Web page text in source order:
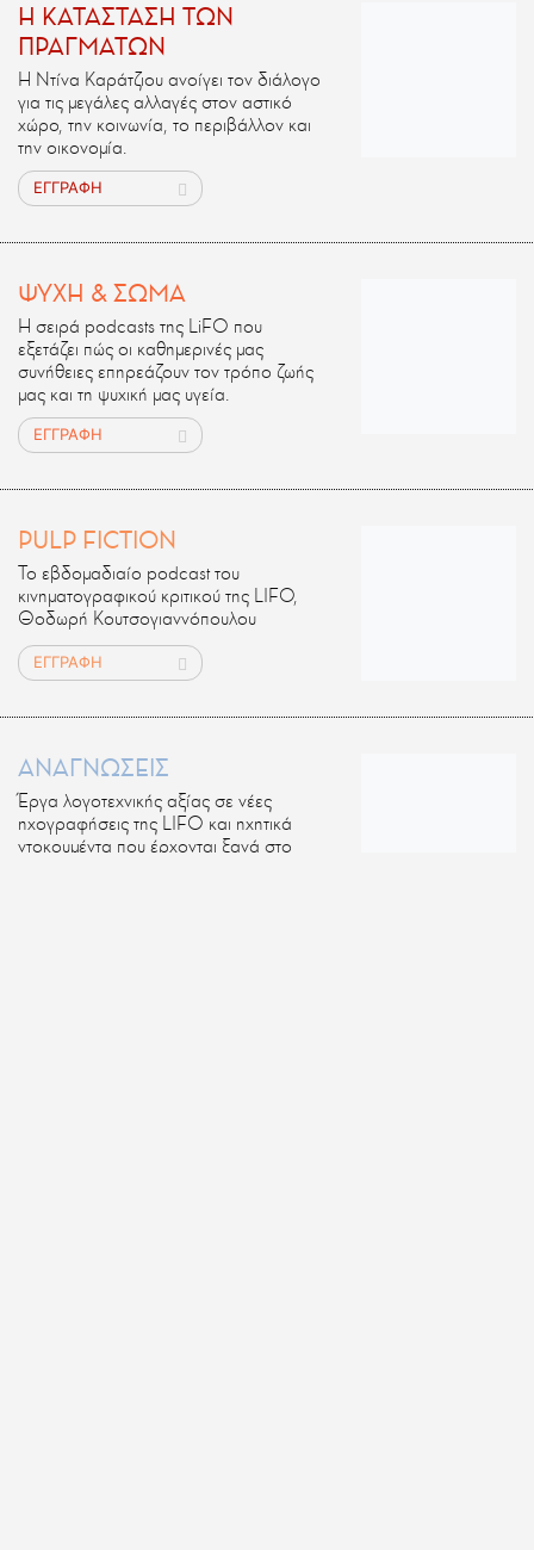
H ΚΑΤΑΣΤΑΣΗ ΤΩΝ
ΠΡΑΓΜΑΤΩΝ
Η Ντίνα Καράτζιου ανοίγει τον διάλογο
για τις μεγάλες αλλαγές στον αστικό
χώρο, την κοινωνία, το περιβάλλον και
την οικονομία.
ΕΓΓΡΑΦΗ
ΨΥΧΗ & ΣΩΜΑ
Η σειρά podcasts της LiFO που
εξετάζει πώς οι καθημερινές μας
συνήθειες επηρεάζουν τον τρόπο ζωής
μας και τη ψυχική μας υγεία.
ΕΓΓΡΑΦΗ
PULP FICTION
Το εβδομαδιαίο podcast του
κινηματογραφικού κριτικού της LIFO,
Θοδωρή Κουτσογιαννόπουλου
ΕΓΓΡΑΦΗ
ΑΝΑΓΝΩΣΕΙΣ
Έργα λογοτεχνικής αξίας σε νέες
ηχογραφήσεις της LIFO και ηχητικά
ντοκουμέντα που έρχονται ξανά στο